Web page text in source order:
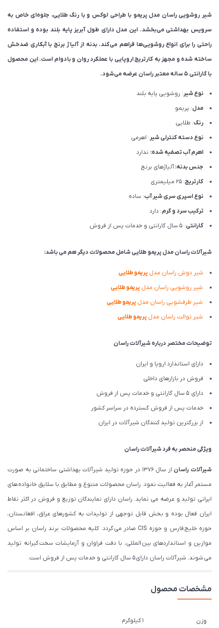
شیر روشویی راسان مدل پریمو با طراحی لوکس و با رنگ طلایی، جلوه‌ای خاص به
سرویس بهداشتی می‌بخشد. این مدل دارای طول آبریز پایه بلند بوده و استفاده
راحتی را برای انواع روشویی‌ها فراهم می‌کند. بدنه از آلیاژ برنج با آبکاری ضدخش
ساخته شده و مجهز به کارتریج اروپایی با عملکرد روان و بادوام است. این محصول
با گارانتی ۵ ساله معتبر راسان عرضه می‌شود.
نوع شیر: روشویی پایه بلند
مدل: پریمو
رنگ: طلایی
نوع دسته کنترلی شیر: اهرمی
اهرم آب تصفیه شده: ندارد
جنس بدنه:آلیاژهای برنج
کارتریج: 25 میلیمتری
نوع اسپری سری شیر آب: ساده
ترکیب سرد و گرم: دارد
گارانتی: 5 سال گارانتی و خدمات پس از فروش
شیرآلات راسان مدل پریمو طلایی شامل محصولات دیگر هم می باشد:
شیر دوش راسان مدل پریموطلایی
شیر روشویی راسان مدل پریموطلایی
شیر ظرفشویی راسان مدل پریموطلایی
شیر توالت راسان مدل پریموطلایی
توضیحات مختصر درباره شیرآلات راسان
دارای استاندارد اروپا و ایران
فروش در بازارهای داخلی
دارای 5 سال گارانتی و خدمات پس از فروش
خدمات پس از فروش گسترده در سراسر کشور
از بزرگترین تولید کنندگان شیرآلات در ایران
ویژگی منحصر به فرد شیرآلات راسان
شیرآلات راسان
از سال 1376 در حوزه تولید شیرآلات بهداشتی ساختمانی به صورت
مستمر آغاز به فعالیت نمود. راسان محصولات متنوع و مطابق با سلایق خانواده های
ایرانی تولید و عرضه می نماید. راسان دارای نمایندگان توزیع و فروش در اکثر نقاط
ایران فعال بوده و بخش قابل توجهی از تولیدات به کشورهای عراق، افغانستان،
حوزه خلیج فارس و حوزه CIS صادر می گردد. کلیه محصولات برند راسان بر اساس
موازین و استانداردهای بین المللی، با دقت فراوان و آزمایشات سخت گیرانه تولید
می شوند. شیرآلات راسان دارای 5 سال گارانتی و خدمات پس از فروش است.
مشخصات محصول
وزن 1 کیلوگرم